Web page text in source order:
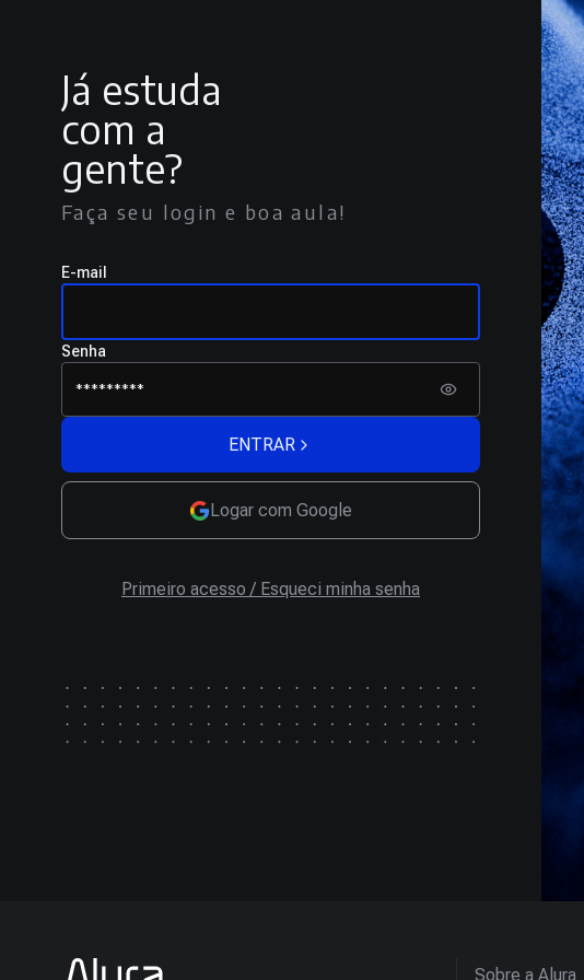
Já estuda
com a
gente?
Faça seu login e boa aula!
E-mail
Senha
ENTRAR
Logar com Google
Primeiro acesso / Esqueci minha senha
Sobre a Alura